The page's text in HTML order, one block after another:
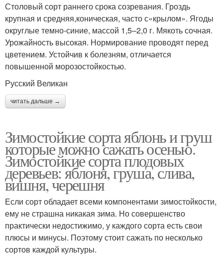
Столовый сорт раннего срока созревания. Гроздь
крупная и средняя,коническая, часто с«крылом». Ягоды
округлые темно-синие, массой 1,5–2,0 г. Мякоть сочная.
Урожайность высокая. Нормирование проводят перед
цветением. Устойчив к болезням, отличается
повышенной морозостойкостью.
Русский Великан
читать дальше →
Зимостойкие сорта яблонь и груш
которые можно сажать осенью.
Зимостойкие сорта плодовых
деревьев: яблоня, груша, слива,
вишня, черешня
Если сорт обладает всеми компонентами зимостойкости,
ему не страшна никакая зима. Но совершенство
практически недостижимо, у каждого сорта есть свои
плюсы и минусы. Поэтому стоит сажать по несколько
сортов каждой культуры.